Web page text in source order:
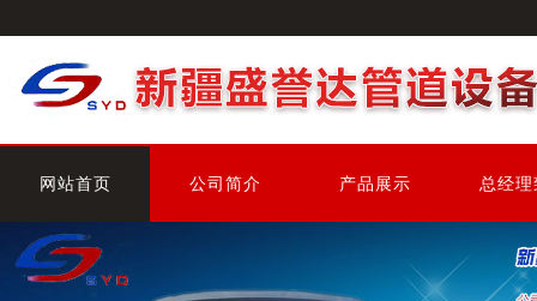
网站首页 公司简介 产品展示 总经理